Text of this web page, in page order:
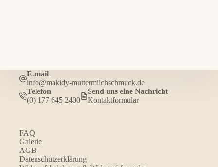
E-mail
info@makidy-muttermilchschmuck.de
Telefon
(0) 177 645 2400
Send uns eine Nachricht
Kontaktformular
FAQ
Galerie
AGB
Datenschutzerklärung